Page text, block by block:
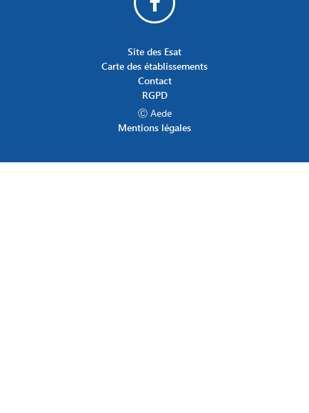
Site des Esat
Carte des établissements
Contact
RGPD
Ⓒ Aede
Mentions légales